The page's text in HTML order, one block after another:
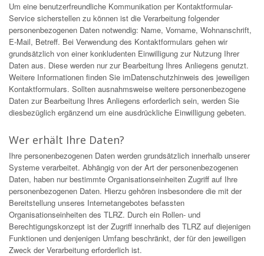
Um eine benutzerfreundliche Kommunikation per Kontaktformular-
Service sicherstellen zu können ist die Verarbeitung folgender
personenbezogenen Daten notwendig: Name, Vorname, Wohnanschrift,
E-Mail, Betreff. Bei Verwendung des Kontaktformulars gehen wir
grundsätzlich von einer konkludenten Einwilligung zur Nutzung Ihrer
Daten aus. Diese werden nur zur Bearbeitung Ihres Anliegens genutzt.
Weitere Informationen finden Sie imDatenschutzhinweis des jeweiligen
Kontaktformulars. Sollten ausnahmsweise weitere personenbezogene
Daten zur Bearbeitung Ihres Anliegens erforderlich sein, werden Sie
diesbezüglich ergänzend um eine ausdrückliche Einwilligung gebeten.
Wer erhält Ihre Daten?
Ihre personenbezogenen Daten werden grundsätzlich innerhalb unserer
Systeme verarbeitet. Abhängig von der Art der personenbezogenen
Daten, haben nur bestimmte Organisationseinheiten Zugriff auf Ihre
personenbezogenen Daten. Hierzu gehören insbesondere die mit der
Bereitstellung unseres Internetangebotes befassten
Organisationseinheiten des TLRZ. Durch ein Rollen- und
Berechtigungskonzept ist der Zugriff innerhalb des TLRZ auf diejenigen
Funktionen und denjenigen Umfang beschränkt, der für den jeweiligen
Zweck der Verarbeitung erforderlich ist.